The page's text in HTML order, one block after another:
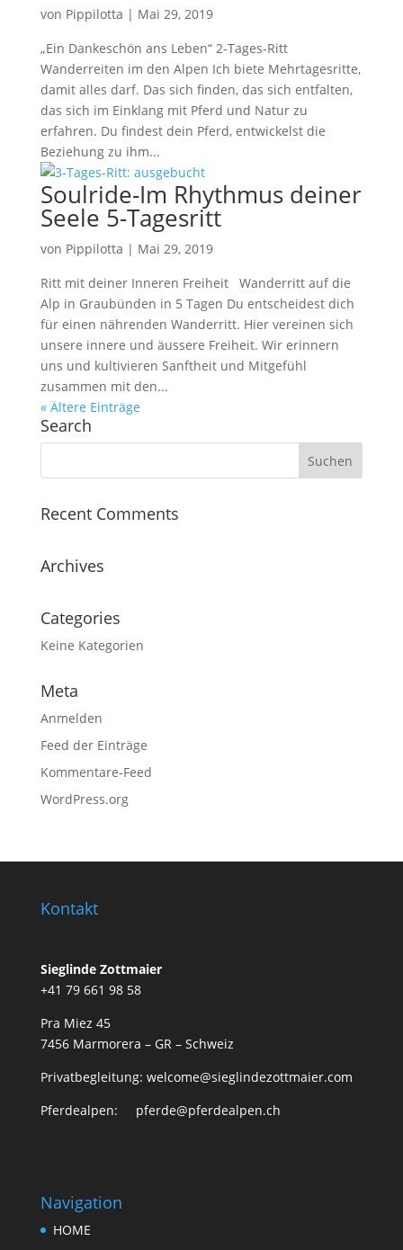
von Pippilotta | Mai 29, 2019
„Ein Dankeschön ans Leben“ 2-Tages-Ritt
Wanderreiten im den Alpen Ich biete Mehrtagesritte,
damit alles darf. Das sich finden, das sich entfalten,
das sich im Einklang mit Pferd und Natur zu
erfahren. Du findest dein Pferd, entwickelst die
Beziehung zu ihm...
Soulride-Im Rhythmus deiner
Seele 5-Tagesritt
von Pippilotta | Mai 29, 2019
Ritt mit deiner Inneren Freiheit Wanderritt auf die
Alp in Graubünden in 5 Tagen Du entscheidest dich
für einen nährenden Wanderritt. Hier vereinen sich
unsere innere und äussere Freiheit. Wir erinnern
uns und kultivieren Sanftheit und Mitgefühl
zusammen mit den...
« Ältere Einträge
Search
Recent Comments
Archives
Categories
Keine Kategorien
Meta
Anmelden
Feed der Einträge
Kommentare-Feed
WordPress.org
Kontakt
Sieglinde Zottmaier
+41 79 661 98 58
Pra Miez 45
7456 Marmorera – GR – Schweiz
Privatbegleitung: welcome@sieglindezottmaier.com
Pferdealpen: pferde@pferdealpen.ch
Navigation
HOME